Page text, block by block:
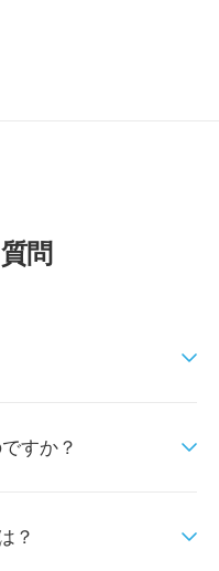
問
すか？
？